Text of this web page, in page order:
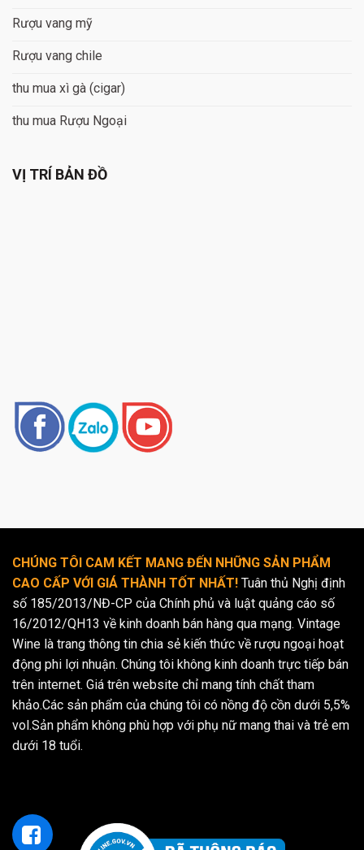
Rượu vang mỹ
Rượu vang chile
thu mua xì gà (cigar)
thu mua Rượu Ngoại
VỊ TRÍ BẢN ĐỒ
CHÚNG TÔI CAM KẾT MANG ĐẾN NHỮNG SẢN PHẨM
CAO CẤP VỚI GIÁ THÀNH TỐT NHẤT! Tuân thủ Nghị định
số 185/2013/NĐ-CP của Chính phủ và luật quảng cáo số
16/2012/QH13 về kinh doanh bán hàng qua mạng. Vintage
Wine là trang thông tin chia sẻ kiến thức về rượu ngoại hoạt
động phi lợi nhuận. Chúng tôi không kinh doanh trực tiếp bán
trên internet. Giá trên website chỉ mang tính chất tham
khảo.Các sản phẩm của chúng tôi có nồng độ cồn dưới 5,5%
vol.Sản phẩm không phù hợp với phụ nữ mang thai và trẻ em
dưới 18 tuổi.